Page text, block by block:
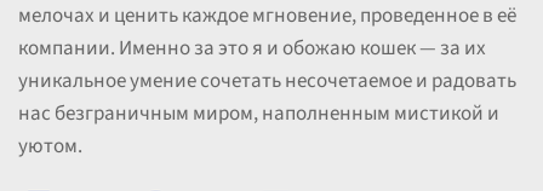
мелочах и ценить каждое мгновение, проведенное в её
компании. Именно за это я и обожаю кошек — за их
уникальное умение сочетать несочетаемое и радовать
нас безграничным миром, наполненным мистикой и
уютом.